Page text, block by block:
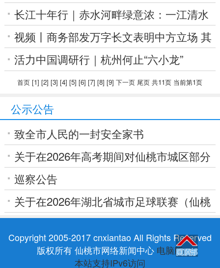
案（寰宇平）
长江十年行｜赤水河畔绿意浓：一江清水
见证十年蝶变
视频丨商务部发万字长文表明中方立场 其
中有何深意？一文读懂
活力中国调研行｜杭州何止“六小龙”
首页 [1] [2] [3] [4] [5] [6] [7] [8] [9] 下一页 尾页 共11页 当前第1页
公示公告
致全市人民的一封安全家书
关于在2026年高考期间对仙桃市城区部分
道路加...
巡察公告
关于在2026年湖北省城市足球联赛（仙桃
主场）...
Copyright 2005-2017 cnxiantao All Rights Reserved
版权所有 仙桃市网络新闻中心 电脑版
本站支持IPv6访问